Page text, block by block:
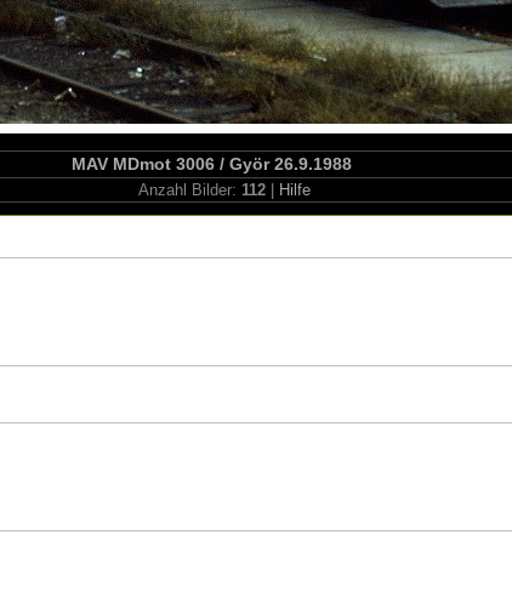
MAV MDmot 3006 / Györ 26.9.1988
Anzahl Bilder: 112 Hilfe